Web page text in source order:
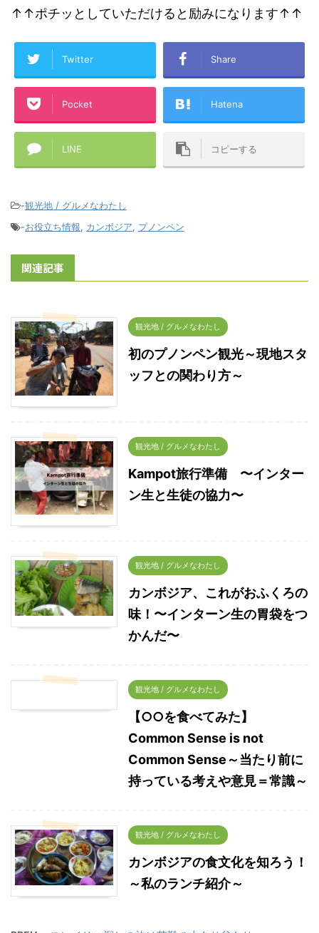
↑↑ポチッとしていただけると励みになります↑↑
Twitter Share
Pocket Hatena
LINE コピーする
-観光地 / グルメなわたし
-お役立ち情報, カンボジア, プノンペン
関連記事
観光地 / グルメなわたし
初のプノンペン観光～現地スタ
ッフとの関わり方～
観光地 / グルメなわたし
Kampot旅行準備 〜インター
ン生と生徒の協力〜
観光地 / グルメなわたし
カンボジア、これがおふくろの
味！〜インターン生の胃袋をつ
かんだ〜
観光地 / グルメなわたし
【○○を食べてみた】
Common Sense is not
Common Sense～当たり前に
持っている考えや意見＝常識～
観光地 / グルメなわたし
カンボジアの食文化を知ろう！
～私のランチ紹介～